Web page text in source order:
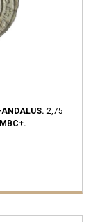
2,75
MBC+.